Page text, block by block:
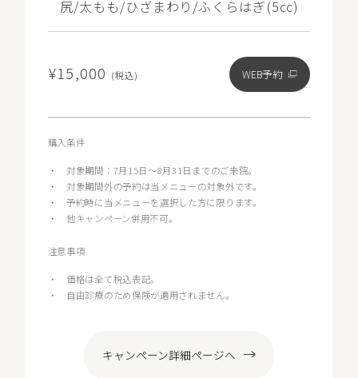
尻/太もも/ひざまわり/ふくらはぎ(5㏄)
¥15,000 (税込) WEB予約
購入条件
・ 対象期間：7月15日～8月31日までのご来院。
・ 対象期間外の予約は当メニューの対象外です。
・予約時に当メニューを選択した方に限ります。
・他キャンペーン併用不可。
注意事項
・価格は全て税込表記。
・
自由診療のため保険が適用されません。
キャンペーン詳細ページへ